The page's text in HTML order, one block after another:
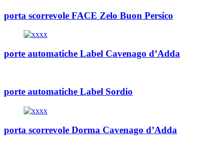
porta scorrevole FACE Zelo Buon Persico
porte automatiche Label Cavenago d’Adda
porte automatiche Label Sordio
porta scorrevole Dorma Cavenago d’Adda